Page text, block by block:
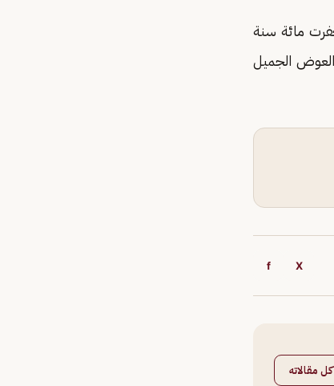
مائة سنة
الجميل
X
f
كل مقالاته